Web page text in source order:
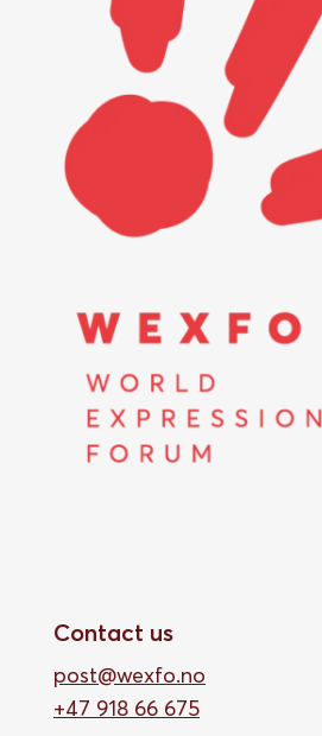
Contact us
post@wexfo.no
+47 918 66 675